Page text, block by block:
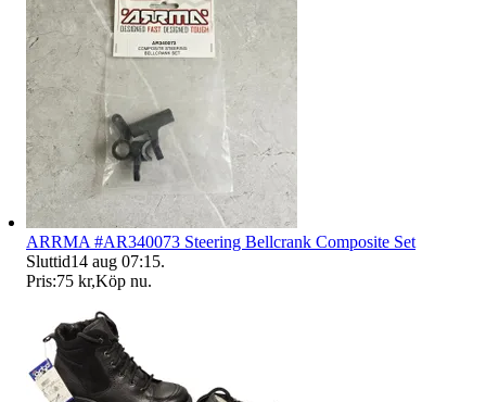
ARRMA #AR340073 Steering Bellcrank Composite Set
Sluttid14 aug 07:15.
Pris:75 kr,Köp nu.